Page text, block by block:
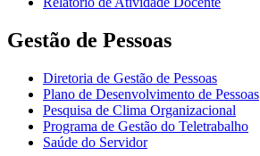
Gestão de Pessoas
Diretoria de Gestão de Pessoas
Plano de Desenvolvimento de Pessoas
Pesquisa de Clima Organizacional
Programa de Gestão do Teletrabalho
Saúde do Servidor